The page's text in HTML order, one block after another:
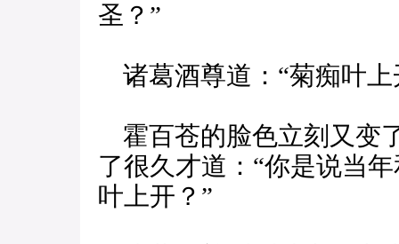
圣？”
诸葛酒尊道：“菊痴叶上
霍百苍的脸色立刻又变
了很久才道：“你是说当
叶上开？”